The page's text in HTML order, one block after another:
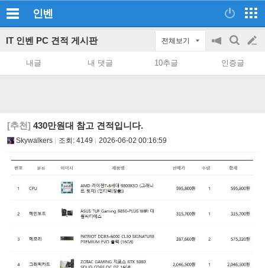
인벤
IT 인벤 PC 견적 게시판 전체보기
공
on/off
검
색
글
쓰
내글 내 댓글 10추글 인증글
[추천] 430만원대 참고 견적입니다.
Skywalkers 조회: 4149 2026-06-02 00:16:59